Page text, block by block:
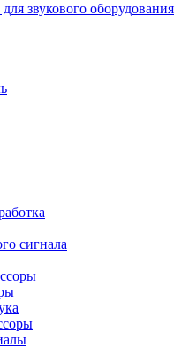
звукового оборудования
сигнала